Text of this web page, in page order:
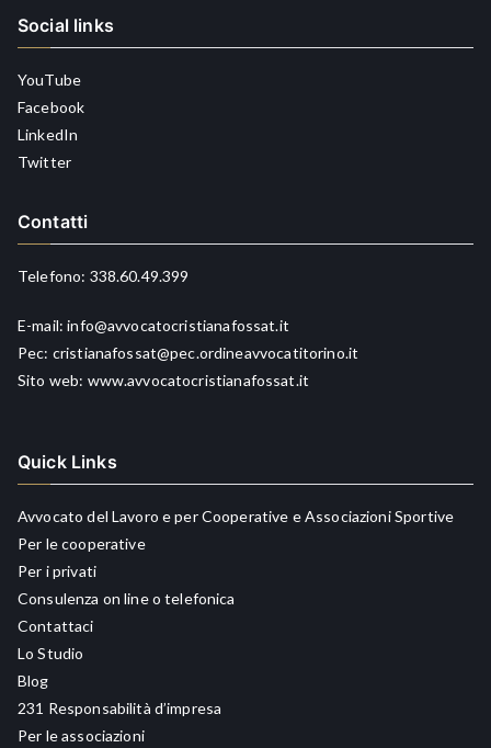
Social links
YouTube
Facebook
LinkedIn
Twitter
Contatti
Telefono: 338.60.49.399
E-mail:info@avvocatocristianafossat.it
Pec: cristianafossat@pec.ordineavvocatitorino.it
Sito web: www.avvocatocristianafossat.it
Quick Links
Avvocato del Lavoro e per Cooperative e Associazioni Sportive
Per le cooperative
Per i privati
Consulenza on line o telefonica
Contattaci
Lo Studio
Blog
231 Responsabilità d’impresa
Per le associazioni